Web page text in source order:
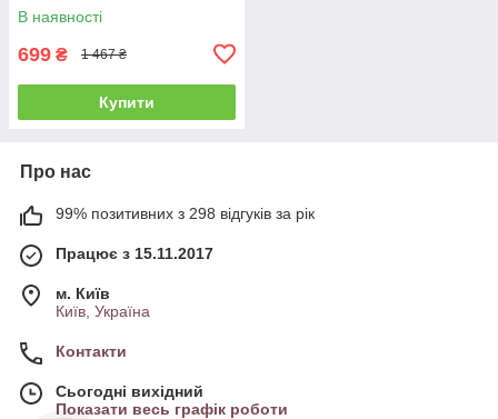
В наявності
699 ₴ 1 467 ₴
Купити
Про нас
99% позитивних з 298 відгуків за рік
Працює з 15.11.2017
м. Київ
Київ, Україна
Контакти
Сьогодні вихідний
Показати весь графік роботи